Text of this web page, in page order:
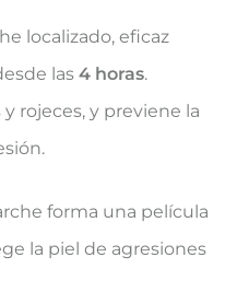
localizado, eficaz
las 4 horas.
rojeces, y previene la
forma una película
la piel de agresiones